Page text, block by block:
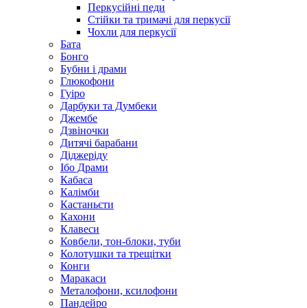
Перкусійні педи
Стійки та тримачі для перкусії
Чохли для перкусії
Бата
Бонго
Бубни і драми
Глюкофони
Гуіро
Дарбуки та Думбеки
Джембе
Дзвіночки
Дитячі барабани
Діджеріду
Ібо Драми
Кабаса
Калімби
Кастаньєти
Кахони
Клавеси
Ковбели, тон-блоки, туби
Колотушки та трещітки
Конги
Маракаси
Металофони, ксилофони
Пандейро